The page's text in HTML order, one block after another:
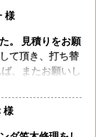
様
。 見積りをお願
て頂き、打ち替
、またお願いし
様